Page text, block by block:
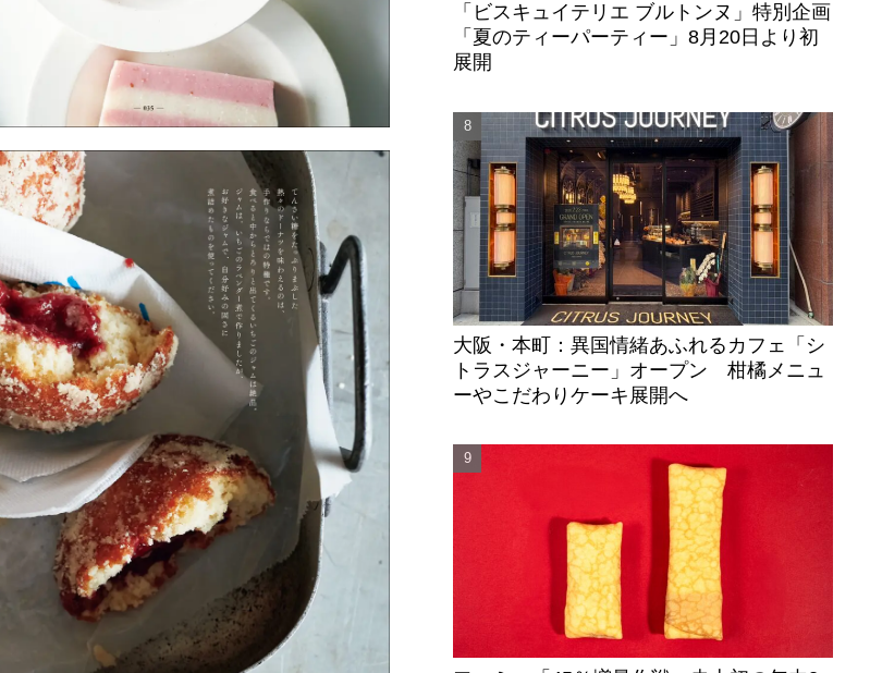
「ビスキュイテリエ ブルトンヌ」特別企画
「夏のティーパーティー」8月20日より初
展開
大阪・本町：異国情緒あふれるカフェ「シ
トラスジャーニー」オープン 柑橘メニュ
ーやこだわりケーキ展開へ